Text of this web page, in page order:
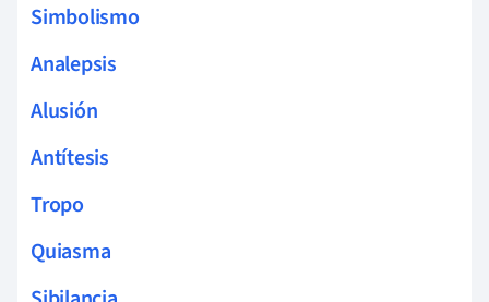
Simbolismo
Analepsis
Alusión
Antítesis
Tropo
Quiasma